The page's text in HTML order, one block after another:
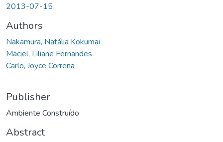
2013-07-15
Authors
Nakamura, Natália Kokumai
Maciel, Liliane Fernandes
Carlo, Joyce Correna
Publisher
Ambiente Construído
Abstract